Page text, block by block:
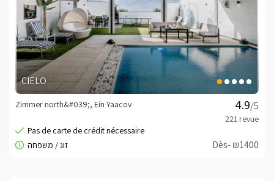
CIELO
/5
Zimmer north&#039;, Ein Yaacov
Dès- ₪1400